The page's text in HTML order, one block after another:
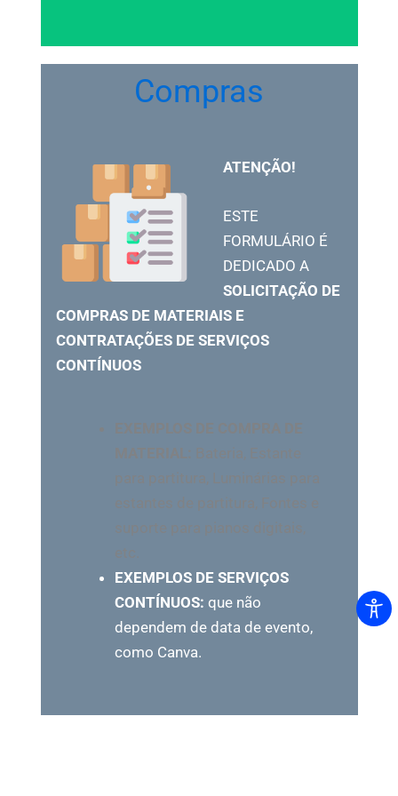
Compras
ATENÇÃO!
ESTE
FORMULÁRIO É
DEDICADO A
SOLICITAÇÃO DE
COMPRAS DE MATERIAIS E
CONTRATAÇÕES DE SERVIÇOS
CONTÍNUOS
EXEMPLOS DE SERVIÇOS
CONTÍNUOS: que não
dependem de data de evento,
como Canva.